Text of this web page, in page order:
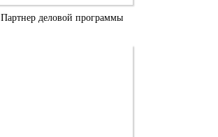
Партнер деловой программы